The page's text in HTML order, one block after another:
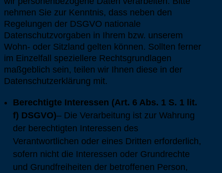
nehmen Sie zur Kenntnis, dass neben den
Regelungen der DSGVO nationale
Datenschutzvorgaben in Ihrem bzw. unserem
Wohn- oder Sitzland gelten können. Sollten ferner
im Einzelfall speziellere Rechtsgrundlagen
maßgeblich sein, teilen wir Ihnen diese in der
Datenschutzerklärung mit.
Berechtigte Interessen (Art. 6 Abs. 1 S. 1 lit.
f) DSGVO)– Die Verarbeitung ist zur Wahrung
der berechtigten Interessen des
Verantwortlichen oder eines Dritten erforderlich,
sofern nicht die Interessen oder Grundrechte
und Grundfreiheiten der betroffenen Person,